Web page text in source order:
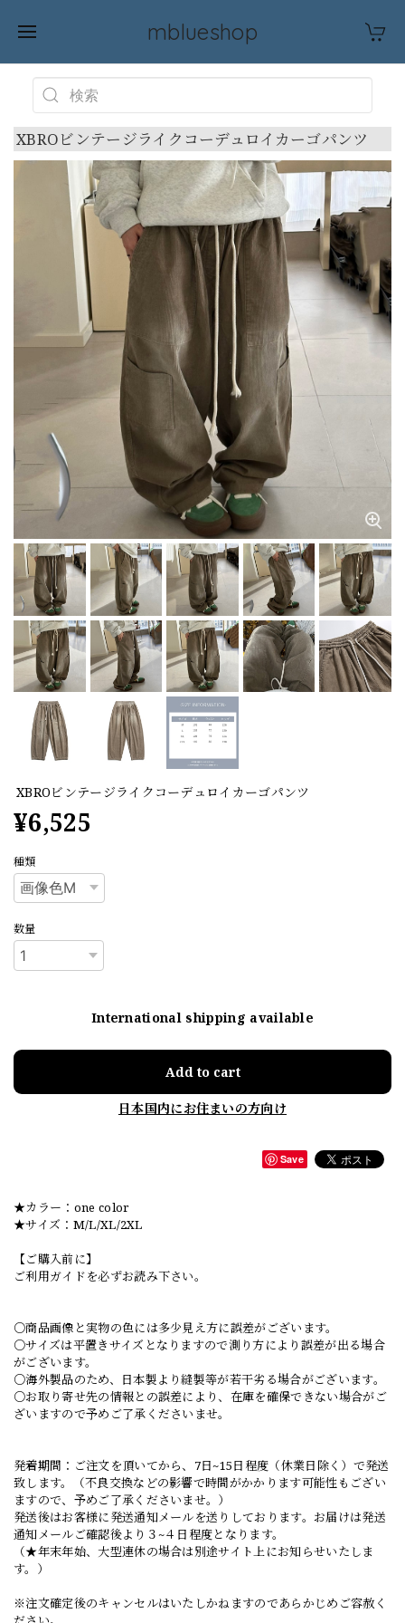
mblueshop
XBROビンテージライクコーデュロイカーゴパンツ
XBROビンテージライクコーデュロイカーゴパンツ
¥6,525
種類
数量
International shipping available
Add to cart
日本国内にお住まいの方向け
Save
★カラー：one color
★サイズ：M/L/XL/2XL
【ご購入前に】
ご利用ガイドを必ずお読み下さい。
○商品画像と実物の色には多少見え方に誤差がございます。
○サイズは平置きサイズとなりますので測り方により誤差が出る場合
がございます。
○海外製品のため、日本製より縫製等が若干劣る場合がございます。
○お取り寄せ先の情報との誤差により、在庫を確保できない場合がご
ざいますので予めご了承くださいませ。
発着期間：ご注文を頂いてから、7日~15日程度（休業日除く）で発送
致します。（不良交換などの影響で時間がかかります可能性もござい
ますので、予めご了承くださいませ。）
発送後はお客様に発送通知メールを送りしております。お届けは発送
通知メールご確認後より３~４日程度となります。
（★年末年始、大型連休の場合は別途サイト上にお知らせいたしま
す。）
※注文確定後のキャンセルはいたしかねますのであらかじめご容赦く